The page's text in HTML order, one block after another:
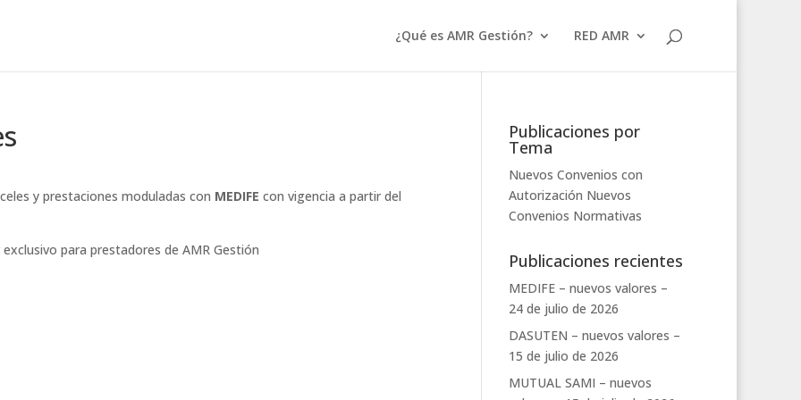
¿Qué es AMR Gestión? RED AMR
y prestaciones moduladas con MEDIFE con vigencia a partir del
para prestadores de AMR Gestión
Publicaciones por
Tema
Nuevos Convenios con
Autorización Nuevos
Convenios Normativas
Publicaciones recientes
MEDIFE – nuevos valores –
24 de julio de 2026
DASUTEN – nuevos valores –
15 de julio de 2026
MUTUAL SAMI – nuevos